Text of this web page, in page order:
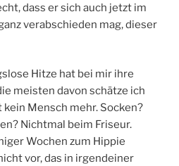
dass er sich auch jetzt im
verabschieden mag, dieser
Hitze hat bei mir ihre
meisten davon schätze ich
Mensch mehr. Socken?
Nichtmal beim Friseur.
Wochen zum Hippie
vor, das in irgendeiner